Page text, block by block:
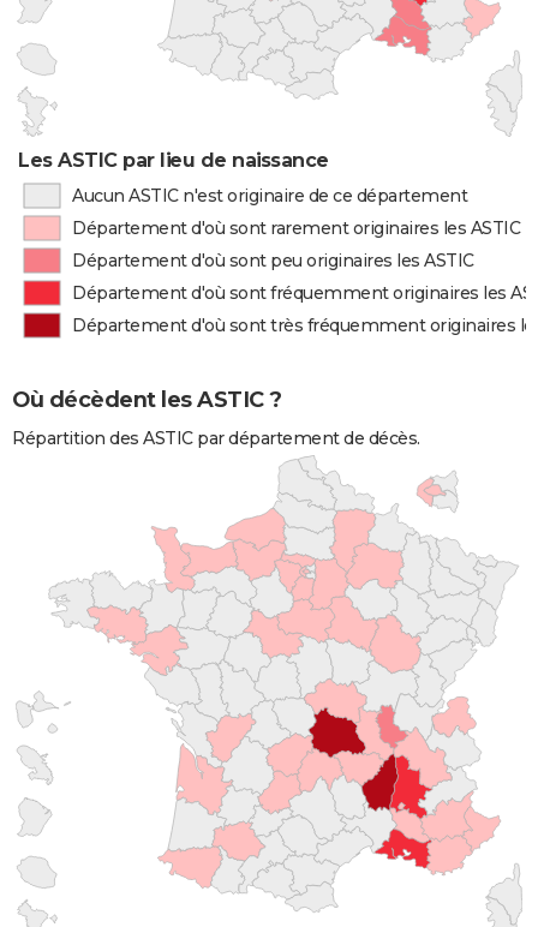
Les ASTIC par lieu de naissance
Aucun ASTIC n'est originaire de ce département
Département d'où sont rarement originaires les ASTIC
Département d'où sont peu originaires les ASTIC
Département d'où sont fréquemment originaires les
Département d'où sont très fréquemment originaires
Où décèdent les ASTIC ?
Répartition des ASTIC par département de décès.